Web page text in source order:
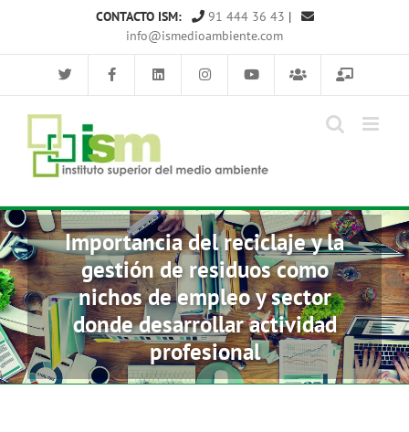
CONTACTO ISM: 91 444 36 43 |
info@ismedioambiente.com
Importancia del reciclaje y la
gestión de residuos como
nichos de empleo y sector
donde desarrollar actividad
profesional